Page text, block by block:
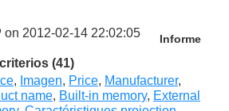
on 2012-02-14 22:02:05 Informe
(41)
, Imagen, Price, Manufacturer,
name, Built-in memory, External